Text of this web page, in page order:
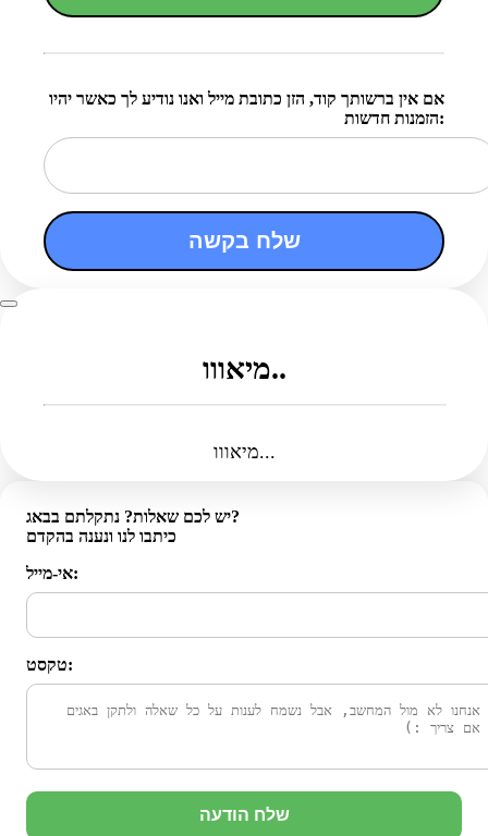
אם אין ברשותך קוד, הזן כתובת מייל ואנו נודיע לך כאשר יהיו
הזמנות חדשות:
שלח בקשה
מיאווו..
מיאווו...
יש לכם שאלות? נתקלתם בבאג?
כיתבו לנו ונענה בהקדם
אי-מייל:
טקסט:
שלח הודעה